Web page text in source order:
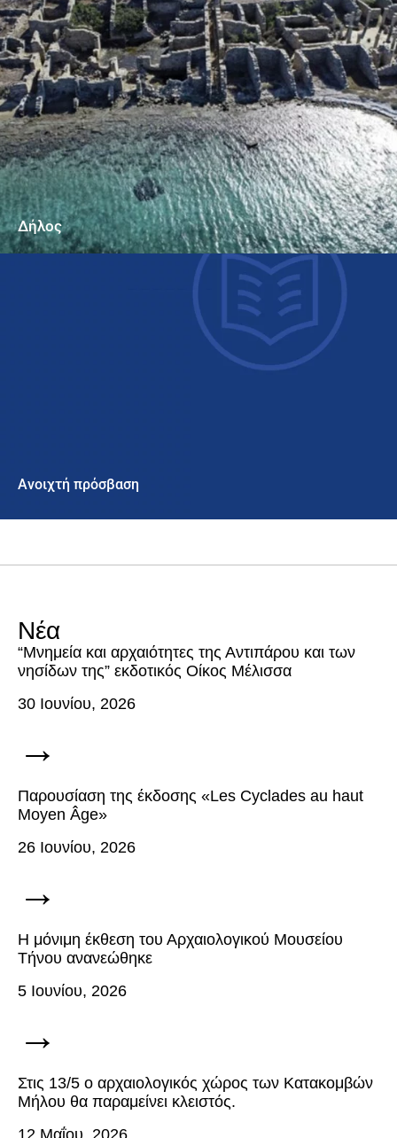
Δήλος
Ανοιχτή πρόσβαση
Νέα
“Μνημεία και αρχαιότητες της Αντιπάρου και των
νησίδων της” εκδοτικός Οίκος Μέλισσα
30 Ιουνίου, 2026
→
Παρουσίαση της έκδοσης «Les Cyclades au haut
Moyen Âge»
26 Ιουνίου, 2026
→
Η μόνιμη έκθεση του Αρχαιολογικού Μουσείου
Τήνου ανανεώθηκε
5 Ιουνίου, 2026
→
Στις 13/5 ο αρχαιολογικός χώρος των Κατακομβών
Μήλου θα παραμείνει κλειστός.
12 Μαΐου, 2026